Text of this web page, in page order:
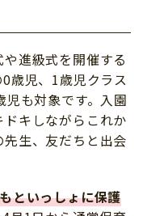
進級式を開催する
歳児、1歳児クラス
も対象です。入園
キしながらこれか
生、友だちと出会
といっしょに保護